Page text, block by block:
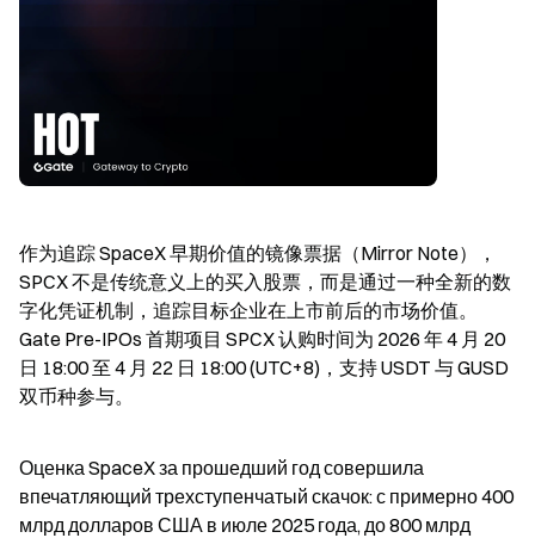
作为追踪 SpaceX 早期价值的镜像票据（Mirror Note），
SPCX 不是传统意义上的买入股票，而是通过一种全新的数
字化凭证机制，追踪目标企业在上市前后的市场价值。
Gate Pre-IPOs 首期项目 SPCX 认购时间为 2026 年 4 月 20
日 18:00 至 4 月 22 日 18:00 (UTC+8)，支持 USDT 与 GUSD
双币种参与。
Оценка SpaceX за прошедший год совершила
впечатляющий трехступенчатый скачок: с примерно 400
млрд долларов США в июле 2025 года, до 800 млрд